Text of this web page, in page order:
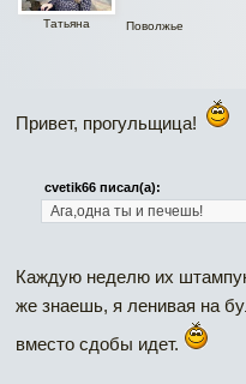
Татьяна Поволжье
Привет, прогульщица!
cvetik66 писал(а):
Ага,одна ты и печешь!
Каждую неделю их
же знаешь, я ленивая на
вместо сдобы идет.